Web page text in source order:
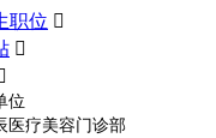
职位 

位
医疗美容门诊部